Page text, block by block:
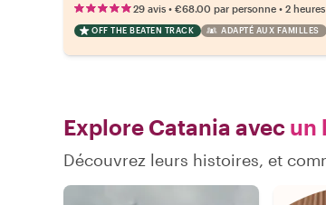
29 avis • €68.00 par personne • 2 heures
OFF THE BEATEN TRACK ADAPTÉ AUX FAMILLES
Explore Catania avec un
Découvrez leurs histoires, et